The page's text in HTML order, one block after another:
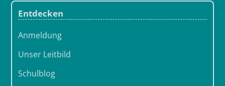
Entdecken
Anmeldung
Unser Leitbild
Schulblog